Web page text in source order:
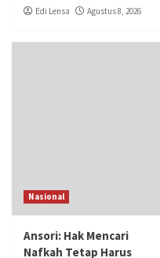
Edi Lensa Agustus 8, 2026
Nasional
Ansori: Hak Mencari
Nafkah Tetap Harus